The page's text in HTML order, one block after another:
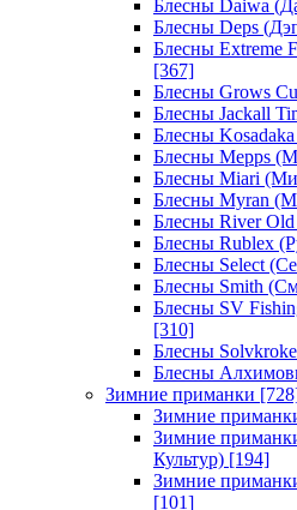
Блесны Daiwa
Блесны Deps
Блесны Extreme
[367]
Блесны Grows
Блесны Jackall
Блесны
Блесны Mepps
Блесны Miari
Блесны Myran
Блесны River
Блесны Rublex
Блесны Select
Блесны Smith
Блесны SV
[310]
Блесны
Блесны
Зимние приманки
Зимние
Зимние
Культур) [194]
Зимние
[101]